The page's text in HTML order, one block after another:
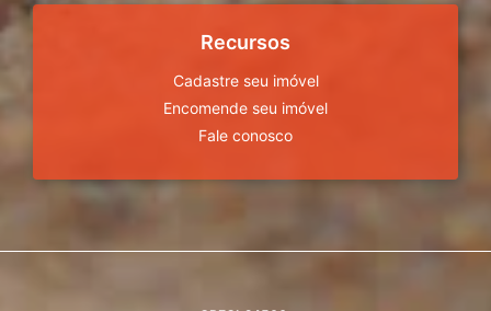
Recursos
Cadastre seu imóvel
Encomende seu imóvel
Fale conosco